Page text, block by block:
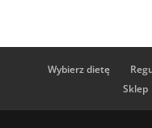
Wybierz dietę
Sklep